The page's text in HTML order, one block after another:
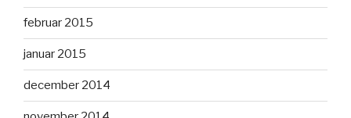
februar 2015
januar 2015
december 2014